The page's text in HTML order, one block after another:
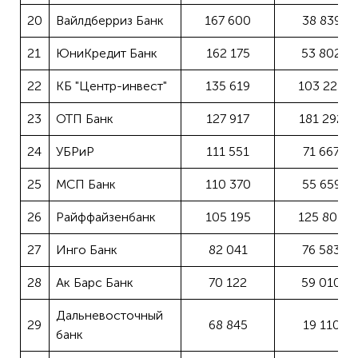
20 Вайлдберриз Банк 167 600 38 839
21 ЮниКредит Банк 162 175 53 802
22 КБ "Центр-инвест" 135 619 103 223
23 ОТП Банк 127 917 181 292
24 УБРиР 111 551 71 667
25 МСП Банк 110 370 55 659
26 Райффайзенбанк 105 195 125 805
27 Инго Банк 82 041 76 583
28 Ак Барс Банк 70 122 59 010
29
Дальневосточный
банк
68 845 19 110